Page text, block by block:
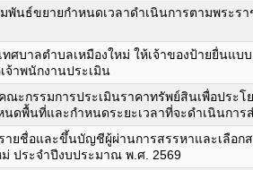
พันธ์ขยายกำหนดเวลาดำเนินการตามพระ
ทศบาลตำบลเหมืองใหม่ ให้เจ้าของป้ายยื่นแบ
จ้าพนักงานประเมิน
ณะกรรมการประเมินราคาทรัพย์สินเพื่อประ
นดพื้นที่และกำหนดระยะเวลาที่จะดำเนินการ
ายชื่อและขึ้นบัญชีผู้ผ่านการสรรหาและเลือก
ม่ ประจำปีงบประมาณ พ.ศ. 2569